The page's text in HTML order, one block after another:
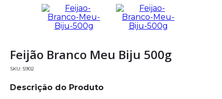
Feijão Branco Meu Biju 500g
5902
Descrição do Produto